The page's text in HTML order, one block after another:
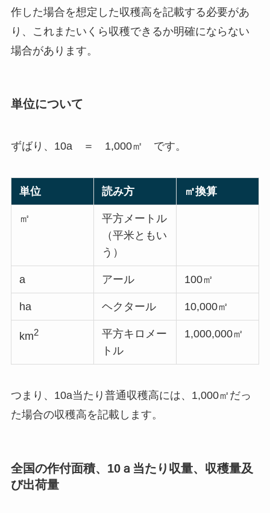
作した場合を想定した収穫高を記載する必要があ
り、これまたいくら収穫できるか明確にならない
場合があります。
単位について
ずばり、10a ＝ 1,000㎡ です。
単位 読み方 ㎡換算
㎡
平方メートル
（平米ともい
う）
a アール 100㎡
ha ヘクタール 10,000㎡
km2
平方キロメー
トル
1,000,000㎡
つまり、10a当たり普通収穫高には、1,000㎡だっ
た場合の収穫高を記載します。
全国の作付面積、10ａ当たり収量、収穫量及
び出荷量